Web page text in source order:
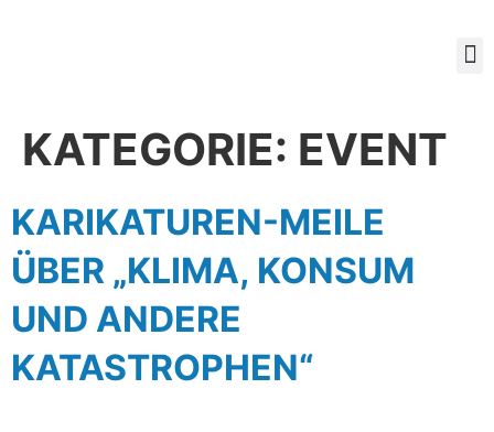
KATEGORIE: EVENT
KARIKATUREN-MEILE
ÜBER „KLIMA, KONSUM
UND ANDERE
KATASTROPHEN“